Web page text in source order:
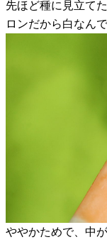
先ほど種に見立て
ロンだから白なんで
ややかためで、中